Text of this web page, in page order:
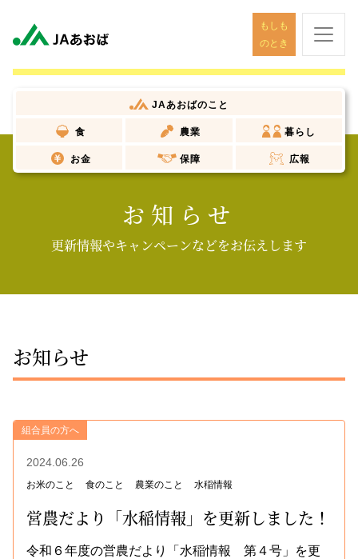
もしも
のとき
JAあおばのこと
食 農業 暮らし
お金 保障 広報
お知らせ
更新情報やキャンペーンなどをお伝えします
お知らせ
組合員の方へ
2024.06.26
お米のこと 食のこと 農業のこと 水稲情報
営農だより「水稲情報」を更新しました！
令和６年度の営農だより「水稲情報 第４号」を更